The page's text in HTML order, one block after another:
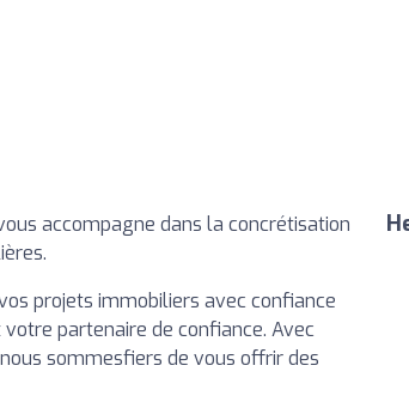
accompagne dans la concrétisation
vos projets immobiliers avec confiance
partenaire de confiance. Avec
sommesfiers de vous offrir des